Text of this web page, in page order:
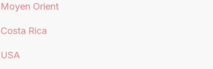
Moyen Orient
Costa Rica
USA